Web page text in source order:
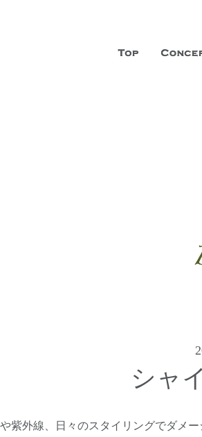
オーガニックエス
オール」。福山市に3店舗、神戸三宮に「神
スメ・商品にこだわり、内面から美しくなる
シャ
紫外線、日々のスタイリングでダメー